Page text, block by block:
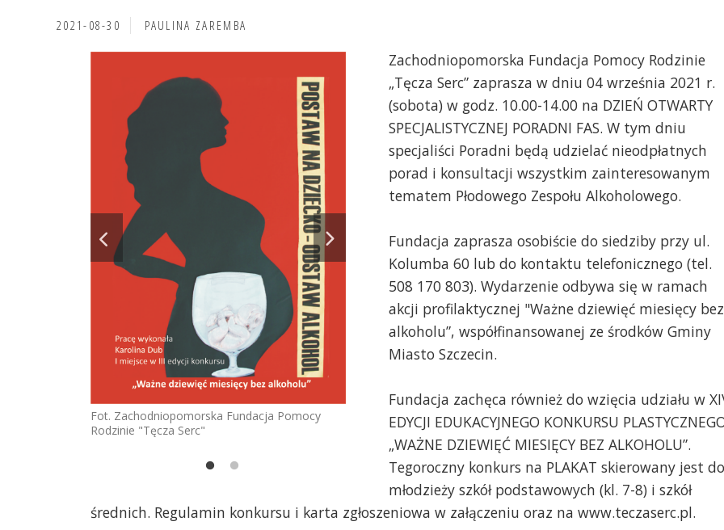
2021-08-30 PAULINA ZAREMBA
Fot. Zachodniopomorska Fundacja Pomocy
Rodzinie "Tęcza Serc"
Fot. Zachodniopomorska Fundacja Pomocy
Rodzinie "Tęcza Serc"
Fot.
Rodzinie "Tęcza Serc"
Zachodniopomorska Fundacja Pomocy Rodzinie
„Tęcza Serc” zaprasza w dniu 04 września 2021 r.
(sobota) w godz. 10.00-14.00 na DZIEŃ OTWARTY
SPECJALISTYCZNEJ PORADNI FAS. W tym dniu
specjaliści Poradni będą udzielać nieodpłatnych
porad i konsultacji wszystkim zainteresowanym
tematem Płodowego Zespołu Alkoholowego.
Fundacja zaprasza osobiście do siedziby przy ul.
Kolumba 60 lub do kontaktu telefonicznego (tel.
508 170 803). Wydarzenie odbywa się w ramach
akcji profilaktycznej "Ważne dziewięć miesięcy bez
alkoholu”, współfinansowanej ze środków Gminy
Miasto Szczecin.
Fundacja zachęca również do wzięcia udziału w
EDYCJI EDUKACYJNEGO KONKURSU
„WAŻNE DZIEWIĘĆ MIESIĘCY BEZ ALKOHOLU”.
Tegoroczny konkurs na PLAKAT skierowany jest do
młodzieży szkół podstawowych (kl. 7-8) i szkół
średnich. Regulamin konkursu i karta zgłoszeniowa w załączeniu oraz na www.teczaserc.pl.